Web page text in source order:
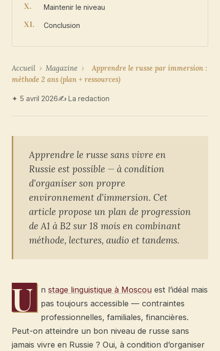
Maintenir le niveau
Conclusion
Accueil › Magazine ›
Apprendre le russe par immersion :
méthode 2 ans (plan + ressources)
✦ 5 avril 2026✍ La redaction
Apprendre le russe sans vivre en
Russie est possible — à condition
d'organiser son propre
environnement d'immersion. Cet
article propose un plan de progression
de A1 à B2 sur 18 mois en combinant
méthode, lectures, audio et tandems.
U n stage linguistique à Moscou est l’idéal mais
pas toujours accessible — contraintes
professionnelles, familiales, financières.
Peut-on atteindre un bon niveau de russe sans
jamais vivre en Russie ? Oui, à condition d’organiser